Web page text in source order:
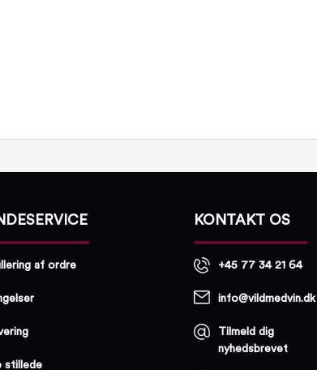
af ordre
stillede
KONTAKT OS
+45 77 34 21 64
info@vildmedvin.dk
Tilmeld dig
nyhedsbrevet